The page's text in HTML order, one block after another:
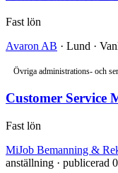
Fast lön
Avaron AB · Lund ·
Övriga administrations- och
Customer Service
Fast lön
MiJob Bemanning &
anställning · publicerad